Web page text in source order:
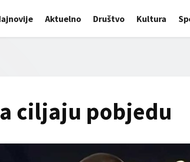
Aktuelno Društvo Kultura
ciljaju pobjedu